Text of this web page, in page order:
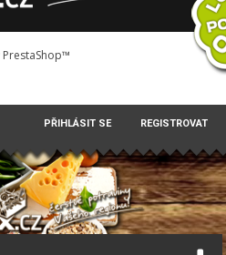
PŘIHLÁSIT SE REGISTROVAT